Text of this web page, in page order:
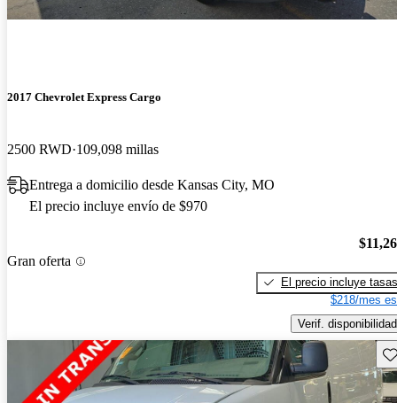
2017 Chevrolet Express Cargo
2500 RWD 109,098 millas
Entrega a domicilio desde Kansas City, MO
El precio incluye envío de $970
Gran oferta
El precio incluye tasas
$218/mes
Verif. disponibilidad